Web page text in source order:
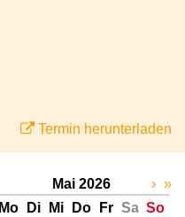
Termin herunterladen
Mai 2026
Mo
Di Mi Do Fr Sa So
› »